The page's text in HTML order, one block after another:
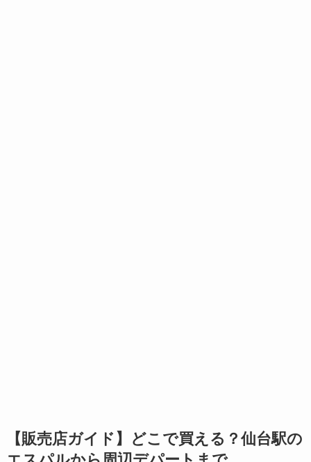
【販売店ガイド】どこで買える？仙台駅の